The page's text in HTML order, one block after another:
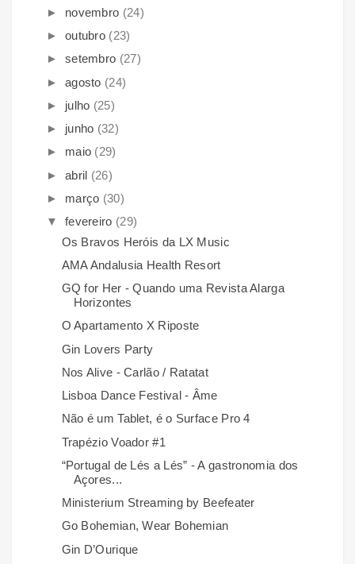
► novembro (24)
► outubro (23)
► setembro (27)
► agosto (24)
► julho (25)
► junho (32)
► maio (29)
► abril (26)
► março (30)
▼ fevereiro (29)
Os Bravos Heróis da LX Music
AMA Andalusia Health Resort
GQ for Her - Quando uma Revista Alarga
Horizontes
O Apartamento X Riposte
Gin Lovers Party
Nos Alive - Carlão / Ratatat
Lisboa Dance Festival - Âme
Não é um Tablet, é o Surface Pro 4
Trapézio Voador #1
“Portugal de Lés a Lés” - A gastronomia dos
Açores...
Ministerium Streaming by Beefeater
Go Bohemian, Wear Bohemian
Gin D’Ourique